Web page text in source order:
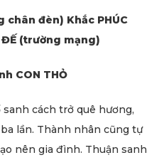
chân đèn) Khắc PHÚC
ĐẾ (trường mạng)
CON THỎ
sanh cách trở quê hương,
lần. Thành nhân cũng tự
nên gia đình. Thuận sanh